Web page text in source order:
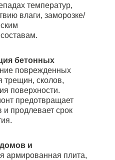
температур,
влаги, заморозке/
бетонных
поврежденных
трещин, сколов,
поверхности.
предотвращает
и продлевает срок
и
армированная плита,